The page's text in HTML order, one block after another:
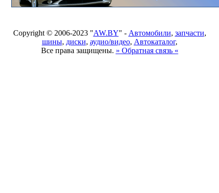
Copyright © 2006-2023 "AW.BY" - Автомобили, запчасти,
шины, диски, аудио/видео, Автокаталог,
Все права защищены. » Обратная связь «